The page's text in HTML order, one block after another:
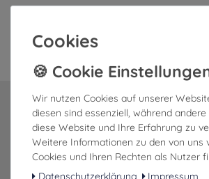
07532-3326967
Cookies
Wir nutzen Cookies auf unserer
diesen sind essenziell, während andere
diese Website und Ihre Erfahrung zu
Weitere Informationen zu den von uns
Cookies und Ihren Rechten als Nutzer
Datenschutzerklärung
Impressum